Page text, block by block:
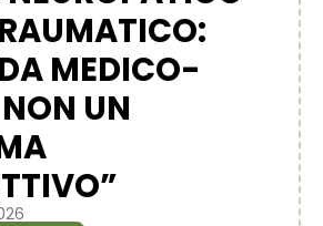
MEDICO-
UN